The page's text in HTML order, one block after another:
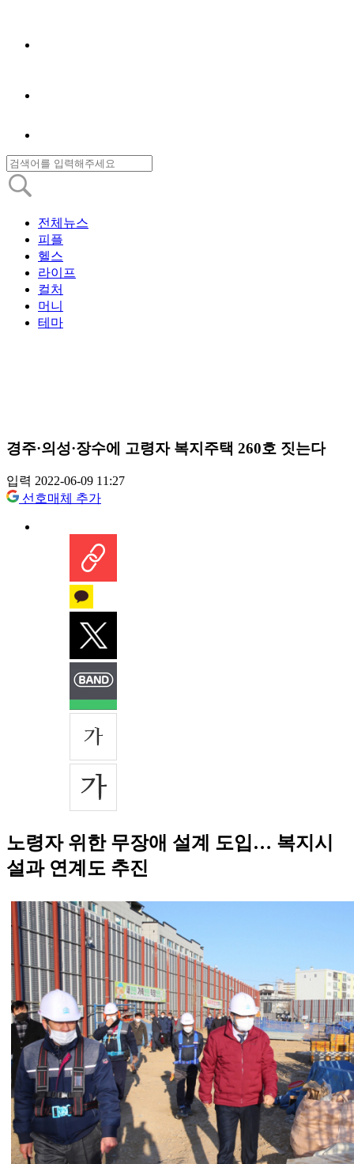
전체뉴스
피플
헬스
라이프
컬처
머니
테마
경주·의성·장수에 고령자 복지주택 260호 짓는다
입력 2022-06-09 11:27
선호매체 추가
노령자 위한 무장애 설계 도입… 복지시
설과 연계도 추진